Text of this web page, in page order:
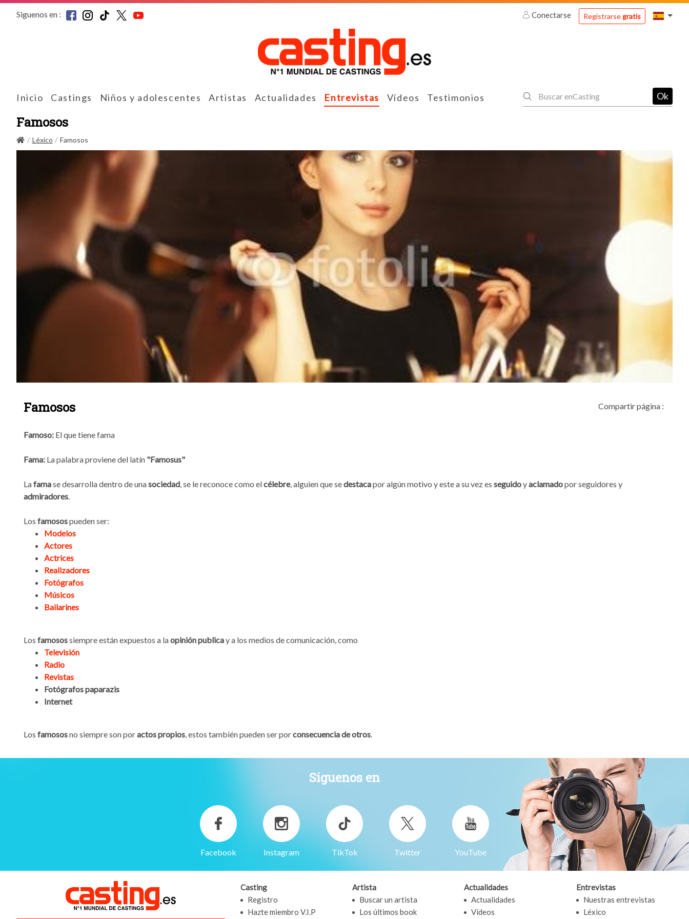
Siguenos en : Conectarse Registrarsegratis
Inicio Castings Niños y adolescentes Artistas Actualidades Entrevistas Vídeos Testimonios Ok
Famosos
Léxico Famosos
Famosos Compartir página :
Famoso: El que tiene fama
Fama: La palabra proviene del latín "Famosus"
Lafamase desarrolla dentro de unasociedad, se le reconoce como elcélebre, alguien que sedestacapor algún motivo y este a su vez es seguidoyaclamadopor seguidores y
admiradores.
Los famosospueden ser:
Modelos
Actores
Actrices
Realizadores
Fotógrafos
Músicos
Bailarines
Los famosossiempre están expuestos a laopinión publicay a los medios de comunicación, como
Televisión
Radio
Revistas
Fotógrafos paparazis
Internet
Los famososno siempre son poractos propios, estos también pueden ser porconsecuencia de otros.
Siguenos en
Facebook Instagram TikTok Twitter YouTube
Casting
Registro
Hazte miembro V.I.P
Artista
Buscar un artista
Los últimos book
Actualidades
Actualidades
Vídeos
Entrevistas
Nuestras entrevistas
Léxico
Para qué sirven estas cookies: